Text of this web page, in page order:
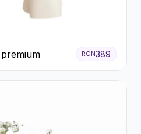
RON389